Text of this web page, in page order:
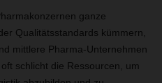
ganze
Qualitätsstandards kümmern,
mittlere Pharma-Unternehmen
schlicht die Ressourcen, um